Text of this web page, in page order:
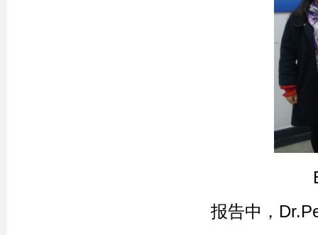
报告中，Dr.Peli